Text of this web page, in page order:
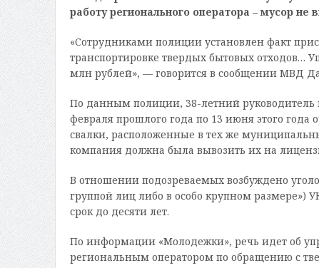
работу регионального оператора – мусор не
«Сотрудниками полиции установлен факт
транспортировке твердых бытовых
млн рублей», — говорится в сообщении МВД
По данным полиции, 38-летний руководитель
февраля прошлого года по 13 июня этого года
свалки, расположенные в тех же
компания должна была вывозить их на
В отношении подозреваемых возбуждено
группой лиц либо в особо крупном
срок до десяти лет.
По информации «Молодежки», речь идет об
региональным оператором по обращению с